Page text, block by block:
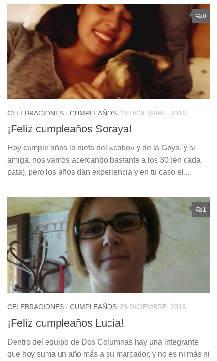
0
CELEBRACIONES / CUMPLEAÑOS 28 DICIEMBRE, 2016
¡Feliz cumpleaños Soraya!
Hoy cumple años la nieta del «cabo» y de la Goya, y si
amiga, nos vamos acercando bastante a los 30 (en cada
pata), pero los años dan experiencia y en tu caso el...
1
CELEBRACIONES / CUMPLEAÑOS 28 DICIEMBRE, 2016
¡Feliz cumpleaños Lucia!
Dentro del equipo de Dos Columnas hay una integrante
que hoy suma un año más a su marcador, y no es ni más ni